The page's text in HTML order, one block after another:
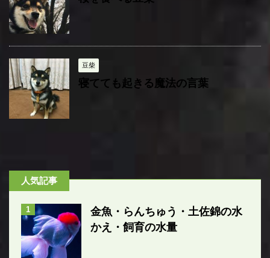
豆柴
寝てても起きる魔法の言葉
人気記事
1
金魚・らんちゅう・土佐錦の水
かえ・飼育の水量